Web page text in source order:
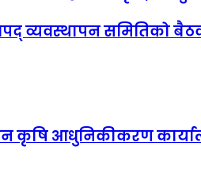
व्यवस्थापन समितिको
आधुनिकीकरण